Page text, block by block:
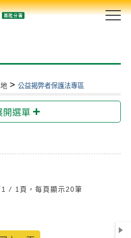
> 公益揭弊者保護法專區
開選單
/ 1頁，每頁顯示20筆